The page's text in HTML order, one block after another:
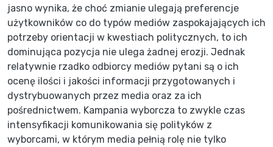
jasno wynika, że choć zmianie ulegają preferencje
użytkowników co do typów mediów zaspokajających ich
potrzeby orientacji w kwestiach politycznych, to ich
dominująca pozycja nie ulega żadnej erozji. Jednak
relatywnie rzadko odbiorcy mediów pytani są o ich
ocenę ilości i jakości informacji przygotowanych i
dystrybuowanych przez media oraz za ich
pośrednictwem. Kampania wyborcza to zwykle czas
intensyfikacji komunikowania się polityków z
wyborcami, w którym media pełnią rolę nie tylko